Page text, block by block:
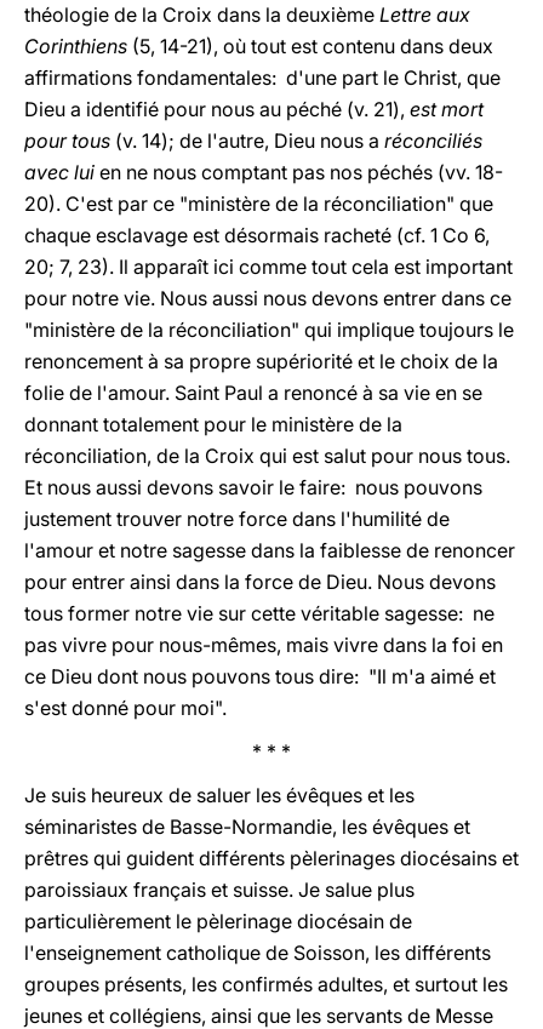
théologie de la Croix dans la deuxième Lettre aux
Corinthiens (5, 14-21), où tout est contenu dans deux
affirmations fondamentales: d'une part le Christ, que
Dieu a identifié pour nous au péché (v. 21), est mort
pour tous (v. 14); de l'autre, Dieu nous a réconciliés
avec lui en ne nous comptant pas nos péchés (vv. 18-
20). C'est par ce "ministère de la réconciliation" que
chaque esclavage est désormais racheté (cf. 1 Co 6,
20; 7, 23). Il apparaît ici comme tout cela est important
pour notre vie. Nous aussi nous devons entrer dans ce
"ministère de la réconciliation" qui implique toujours le
renoncement à sa propre supériorité et le choix de la
folie de l'amour. Saint Paul a renoncé à sa vie en se
donnant totalement pour le ministère de la
réconciliation, de la Croix qui est salut pour nous tous.
Et nous aussi devons savoir le faire: nous pouvons
justement trouver notre force dans l'humilité de
l'amour et notre sagesse dans la faiblesse de renoncer
pour entrer ainsi dans la force de Dieu. Nous devons
tous former notre vie sur cette véritable sagesse: ne
pas vivre pour nous-mêmes, mais vivre dans la foi en
ce Dieu dont nous pouvons tous dire: "Il m'a aimé et
s'est donné pour moi".
* * *
Je suis heureux de saluer les évêques et les
séminaristes de Basse-Normandie, les évêques et
prêtres qui guident différents pèlerinages diocésains et
paroissiaux français et suisse. Je salue plus
particulièrement le pèlerinage diocésain de
l'enseignement catholique de Soisson, les différents
groupes présents, les confirmés adultes, et surtout les
jeunes et collégiens, ainsi que les servants de Messe